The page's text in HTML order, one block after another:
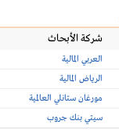
شركة الأبحاث
العربي المالية
الرياض المالية
مورغان ستانلي العالمية
سيتي بنك جروب